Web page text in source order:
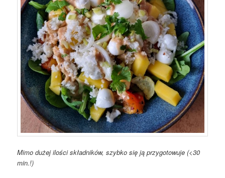
Mimo dużej ilości składników, szybko się ją przygotowuje (<30
min.!)